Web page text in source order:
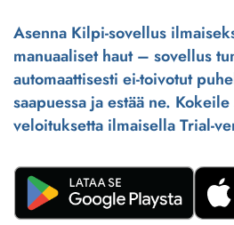
Asenna Kilpi-sovellus
manuaaliset haut – sovellus
automaattisesti ei-toivotut
saapuessa ja estää ne.
veloituksetta ilmaisella Trial-